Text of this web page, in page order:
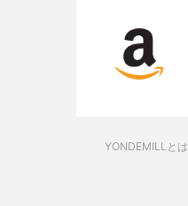
YONDEMILLとは